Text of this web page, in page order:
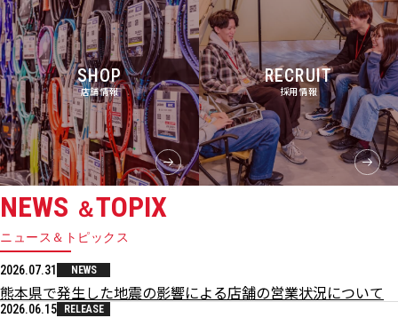
SHOP
店舗情報
RECRUIT
採用情報
NEWS ＆TOPIX
ニュース＆トピックス
2026.07.31 NEWS
熊本県で発生した地震の影響による店舗の営業状況について
2026.06.15 RELEASE